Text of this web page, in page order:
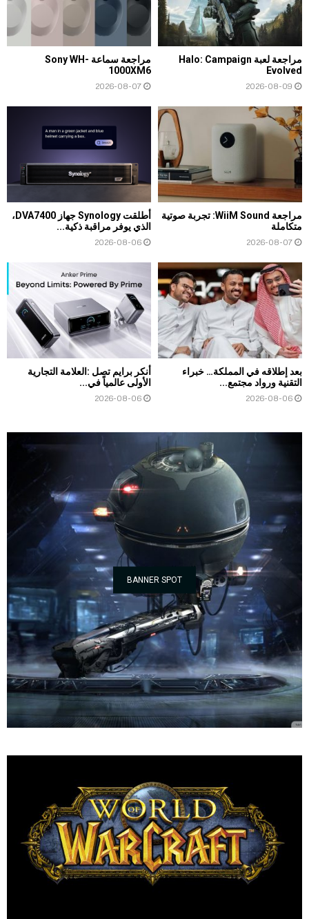
مراجعة لعبة Halo: Campaign
Evolved
2026-08-09
مراجعة سماعة Sony WH-
1000XM6
2026-08-07
مراجعة WiiM Sound: تجربة صوتية
متكاملة
2026-08-07
أطلقت Synology جهاز DVA7400،
الذي يوفر مراقبة ذكية...
2026-08-06
بعد إطلاقه في المملكة… خبراء
التقنية ورواد مجتمع...
2026-08-06
أنكر برايم تصل :العلامة التجارية
الأولى عالمياً في...
2026-08-06
BANNER SPOT